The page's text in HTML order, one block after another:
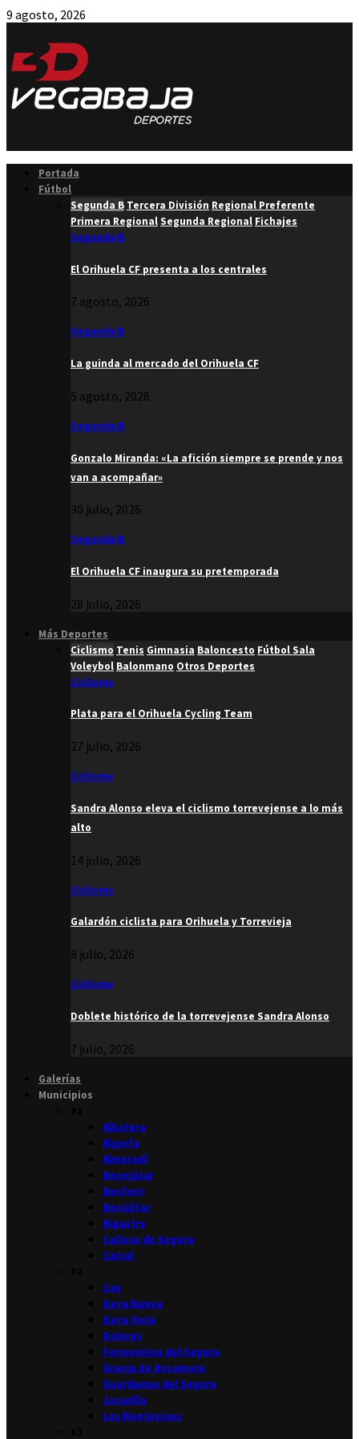
9 agosto, 2026
Portada
Fútbol
Segunda B Tercera División Regional Preferente
Primera RegionalSegunda Regional Fichajes
Segunda B
El Orihuela CF presenta a los centrales
7 agosto, 2026
Segunda B
La guinda al mercado del Orihuela CF
5 agosto, 2026
Segunda B
Gonzalo Miranda: «La afición siempre se prende y nos
van a acompañar»
30 julio, 2026
Segunda B
El Orihuela CF inaugura su pretemporada
28 julio, 2026
Más Deportes
Ciclismo Tenis Gimnasia Baloncesto Fútbol Sala
Voleybol Balonmano Otros Deportes
Ciclismo
Plata para el Orihuela Cycling Team
27 julio, 2026
Ciclismo
Sandra Alonso eleva el ciclismo torrevejense a lo más
alto
14 julio, 2026
Ciclismo
Galardón ciclista para Orihuela y Torrevieja
8 julio, 2026
Ciclismo
Doblete histórico de la torrevejense Sandra Alonso
7 julio, 2026
Galerías
Municipios
Albatera
Algorfa
Almoradí
Benejúzar
Benferri
Benijófar
Bigastro
Callosa de Segura
Catral
Cox
Daya Nueva
Daya Vieja
Dolores
Formentera del Segura
Granja de Rocamora
Guardamar del Segura
Jacarilla
Los Montesinos